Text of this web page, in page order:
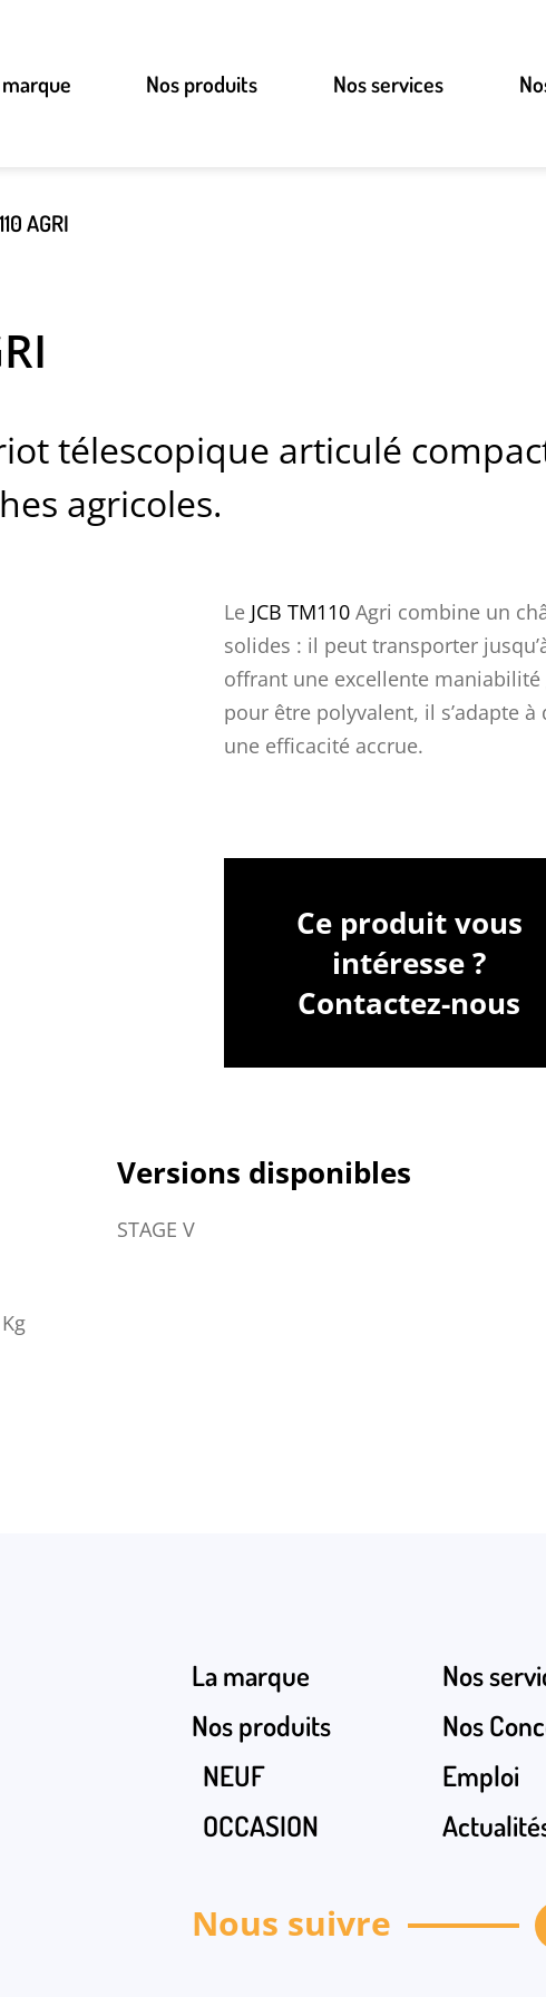
Nos produits Nos services
AGRI
télescopique articulé
agricoles.
Le JCB TM110Agri combine un
solides : il peut transporter
offrant une excellente
pour être polyvalent, il s’adapte
une efficacité accrue.
Ce produit vous
intéresse ?
Contactez-nous
Versions disponibles
STAGE V
La marque
Nos produits
NEUF
OCCASION
Nos
Nos
Emploi
Nous suivre